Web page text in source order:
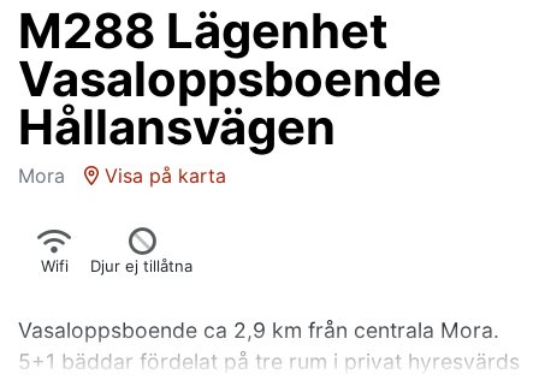
M288 Lägenhet
Vasaloppsboende
Hållansvägen
Mora Visa på karta
Wifi Djur ej tillåtna
Vasaloppsboende ca 2,9 km från centrala Mora.
5+1 bäddar fördelat på tre rum i privat hyresvärds